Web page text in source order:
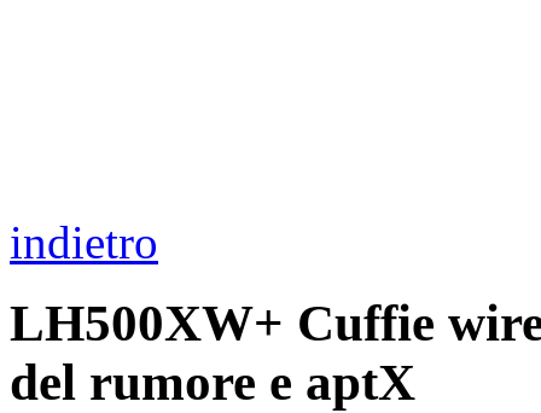
indietro
LH500XW+ Cuffie
del rumore e aptX